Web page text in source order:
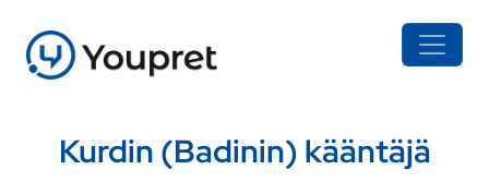
Kurdin (Badinin) kääntäjä